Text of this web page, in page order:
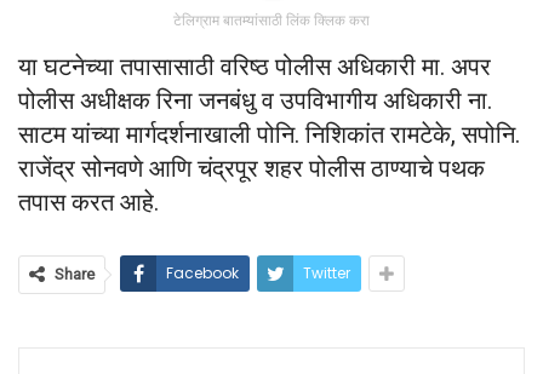
टेलिग्राम बातम्यांसाठी लिंक क्लिक करा
या घटनेच्या तपासासाठी वरिष्ठ पोलीस अधिकारी मा. अपर
पोलीस अधीक्षक रिना जनबंधु व उपविभागीय अधिकारी ना.
साटम यांच्या मार्गदर्शनाखाली पोनि. निशिकांत रामटेके, सपोनि.
राजेंद्र सोनवणे आणि चंद्रपूर शहर पोलीस ठाण्याचे पथक
तपास करत आहे.
Share Facebook Twitter